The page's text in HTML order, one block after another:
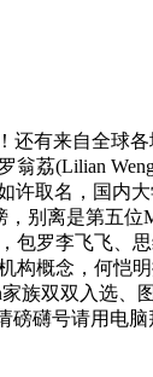
来自全球各
荔(Lilian
取名，国内
别离是第五
罗李飞飞、
概念，何恺
族双双入选
礴号请用电